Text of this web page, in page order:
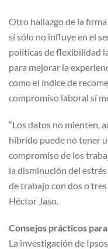
Otro hallazgo de la
sí sólo no influye en el
políticas de flexibilidad
para mejorar la
como el índice de
compromiso laboral sí
“Los datos no mienten,
híbrido puede no tener
compromiso de los
la disminución del
de trabajo con dos o
Héctor Jaso.
Consejos prácticos
La investigación de